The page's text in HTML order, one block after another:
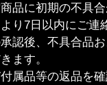
品に初期の不具
り7日以内にご連
認後、不具合品
ます。
属品等の返品を